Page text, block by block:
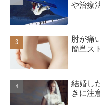
や治療
肘が痛
簡単ス
結婚し
きに注